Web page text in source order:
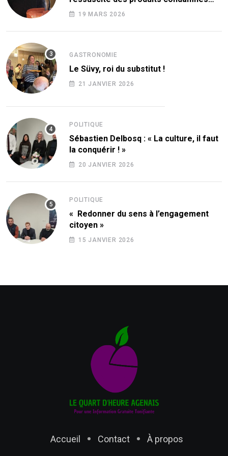
par le sucre ! »
19 MARS 2026
GASTRONOMIE
Le Süvy, roi du substitut !
21 JANVIER 2026
POLITIQUE
Sébastien Delbosq : « La culture, il faut
la conquérir ! »
20 JANVIER 2026
POLITIQUE
« Redonner du sens à l’engagement
citoyen »
15 JANVIER 2026
Accueil Contact
À propos